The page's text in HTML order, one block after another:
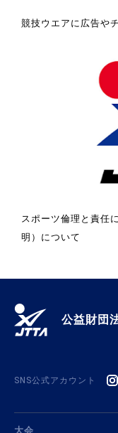
競技ウエアに広告や
スポーツ倫理と責任
明）について
公益財団
SNS公式アカウント
大会